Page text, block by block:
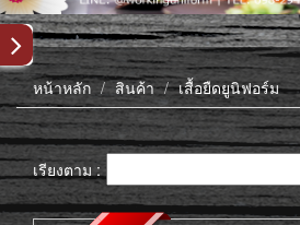
หน้าหลัก สินค้า เสื้อยืดยูนิฟอร์ม
เรียงตาม :